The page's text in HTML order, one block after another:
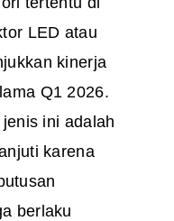
LED atau
kinerja
Q1 2026.
ini adalah
karena
berlaku